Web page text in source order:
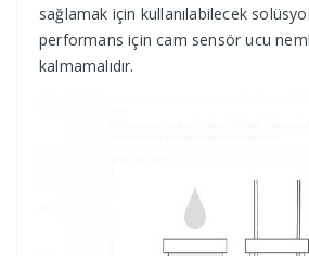
sağlamak için kullanılabilecek
performans için cam sensör ucu
kalmamalıdır.